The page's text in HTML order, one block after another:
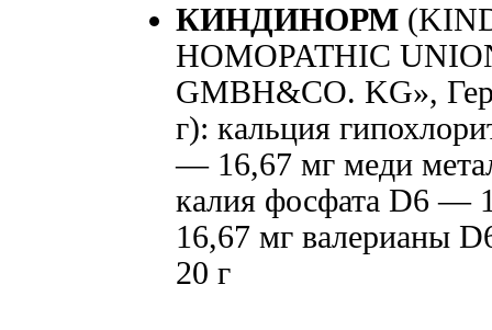
КИНДИНОРМ
HOMOPATHIC
GMBH&CO. KG»,
г): кальция
— 16,67 мг меди
калия фосфата D6 —
16,67 мг валерианы
20 г